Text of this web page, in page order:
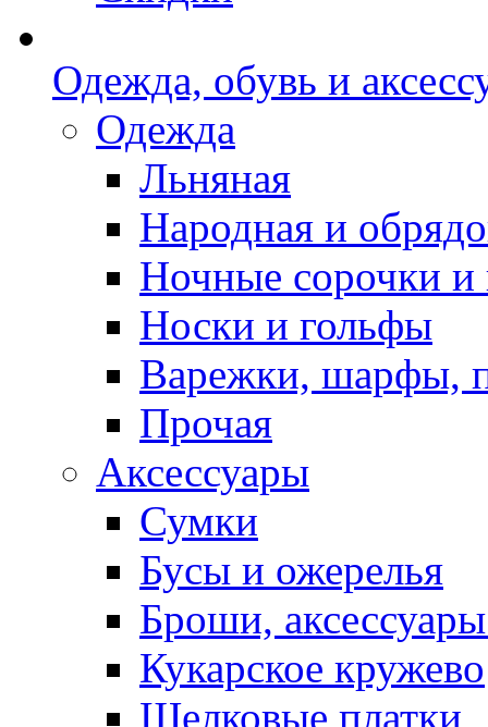
Одежда, обувь и
Одежда
Льняная
Народная и
Ночные сорочки
Носки и гольфы
Варежки, шарфы,
Прочая
Аксессуары
Сумки
Бусы и ожерелья
Броши,
Кукарское кружево
Шелковые платки